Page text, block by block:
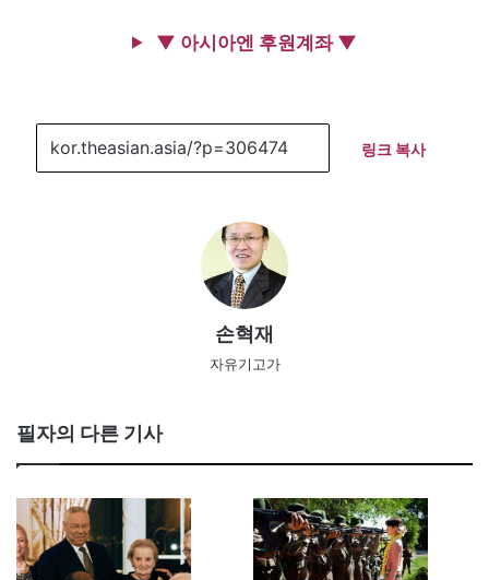
▼ 아시아엔 후원계좌 ▼
링크 복사
손혁재
자유기고가
필자의 다른 기사